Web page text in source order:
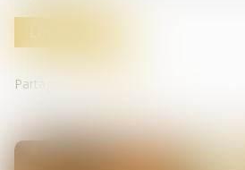
Lire la suite
Partager sur